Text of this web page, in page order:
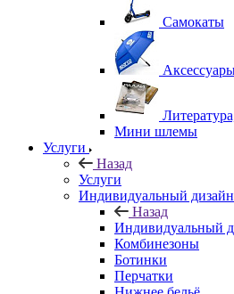
Самокаты
Мини шлемы
Услуги
Назад
Услуги
Индивидуальный
Назад
Индивидуальный
Комбинезоны
Ботинки
Перчатки